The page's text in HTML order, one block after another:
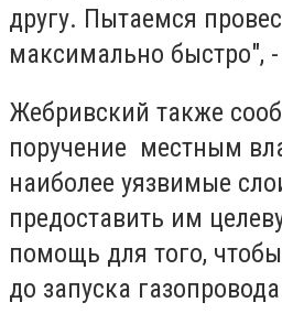
другу. Пытаемся
максимально быстро",
Жебривский также
поручение местным
наиболее уязвимые
предоставить им
помощь для того,
до запуска